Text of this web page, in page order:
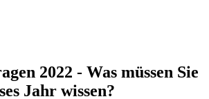
2022 - Was müssen Sie
Jahr wissen?